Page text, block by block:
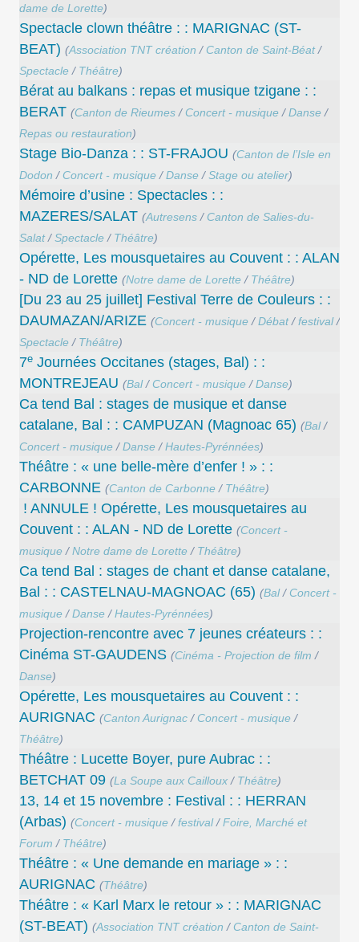
dame de Lorette)
Spectacle clown théâtre : : MARIGNAC (ST-
BEAT) (Association TNT création / Canton de Saint-Béat/
Spectacle/ Théâtre)
Bérat au balkans : repas et musique tzigane : :
BERAT (Canton de Rieumes/ Concert - musique/Danse/
Repas ou restauration)
Stage Bio-Danza : : ST-FRAJOU (Canton de l’Isle en
Dodon / Concert - musique/Danse/Stage ou atelier)
Mémoire d’usine : Spectacles : :
MAZERES/SALAT (Autresens/ Canton de Salies-du-
Salat/Spectacle/ Théâtre)
Opérette, Les mousquetaires au Couvent : : ALAN
- ND de Lorette (Notre dame de Lorette/ Théâtre)
[Du 23 au 25 juillet] Festival Terre de Couleurs : :
DAUMAZAN/ARIZE (Concert - musique/Débat/festival/
Spectacle/ Théâtre)
7e Journées Occitanes (stages, Bal) : :
MONTREJEAU (Bal/ Concert - musique/Danse)
Ca tend Bal : stages de musique et danse
catalane, Bal : : CAMPUZAN (Magnoac 65) (Bal/
Concert - musique/Danse/Hautes-Pyrénnées)
Théâtre : « une belle-mère d’enfer ! » : :
CARBONNE (Canton de Carbonne/ Théâtre)
! ANNULE ! Opérette, Les mousquetaires au
Couvent : : ALAN - ND de Lorette (Concert -
musique/Notre dame de Lorette/ Théâtre)
Ca tend Bal : stages de chant et danse catalane,
Bal : : CASTELNAU-MAGNOAC (65) (Bal/ Concert -
musique/Danse/Hautes-Pyrénnées)
Projection-rencontre avec 7 jeunes créateurs : :
Cinéma ST-GAUDENS (Cinéma - Projection de film /
Danse)
Opérette, Les mousquetaires au Couvent : :
AURIGNAC (Canton Aurignac/ Concert - musique/
Théâtre)
Théâtre : Lucette Boyer, pure Aubrac : :
BETCHAT 09 (La Soupe aux Cailloux/ Théâtre)
13, 14 et 15 novembre : Festival : : HERRAN
(Arbas) (Concert - musique/festival/Foire, Marché et
Forum / Théâtre)
Théâtre : « Une demande en mariage » : :
AURIGNAC (Théâtre)
Théâtre : « Karl Marx le retour » : : MARIGNAC
(ST-BEAT) (Association TNT création / Canton de Saint-